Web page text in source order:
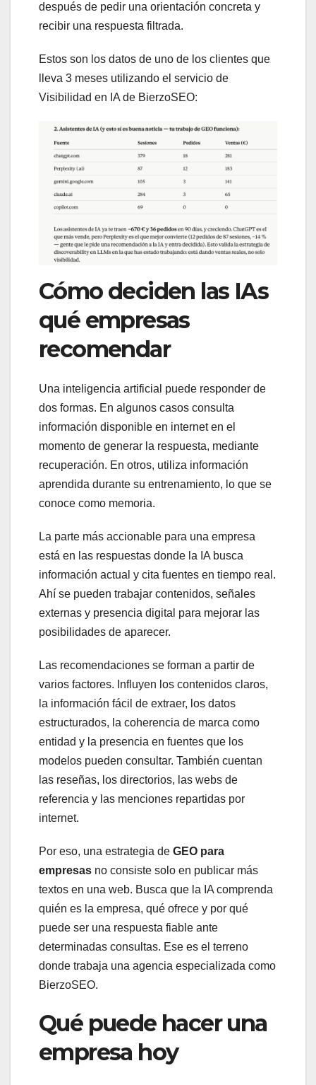
después de pedir una orientación concreta y
recibir una respuesta filtrada.
Estos son los datos de uno de los clientes que
lleva 3 meses utilizando el servicio de
Visibilidad en IA de BierzoSEO:
Cómo deciden las IAs
qué empresas
recomendar
Una inteligencia artificial puede responder de
dos formas. En algunos casos consulta
información disponible en internet en el
momento de generar la respuesta, mediante
recuperación. En otros, utiliza información
aprendida durante su entrenamiento, lo que se
conoce como memoria.
La parte más accionable para una empresa
está en las respuestas donde la IA busca
información actual y cita fuentes en tiempo real.
Ahí se pueden trabajar contenidos, señales
externas y presencia digital para mejorar las
posibilidades de aparecer.
Las recomendaciones se forman a partir de
varios factores. Influyen los contenidos claros,
la información fácil de extraer, los datos
estructurados, la coherencia de marca como
entidad y la presencia en fuentes que los
modelos pueden consultar. También cuentan
las reseñas, los directorios, las webs de
referencia y las menciones repartidas por
internet.
Por eso, una estrategia de GEO para
empresas no consiste solo en publicar más
textos en una web. Busca que la IA comprenda
quién es la empresa, qué ofrece y por qué
puede ser una respuesta fiable ante
determinadas consultas. Ese es el terreno
donde trabaja una agencia especializada como
BierzoSEO.
Qué puede hacer una
empresa hoy